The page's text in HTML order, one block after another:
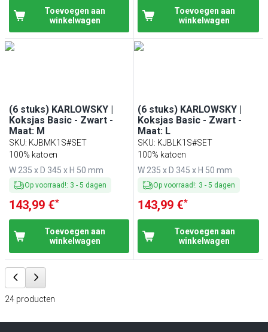
Toevoegen aan
winkelwagen
Toevoegen aan
winkelwagen
(6 stuks) KARLOWSKY |
Koksjas Basic - Zwart -
Maat: M
SKU: KJBMK1S#SET
100% katoen
W 235 x D 345 x H 50 mm
Op voorraad!: 3 - 5 dagen
143,99 €*
Toevoegen aan
winkelwagen
(6 stuks) KARLOWSKY |
Koksjas Basic - Zwart -
Maat: L
SKU: KJBLK1S#SET
100% katoen
W 235 x D 345 x H 50 mm
Op voorraad!: 3 -5 dagen
143,99 €*
Toevoegen aan
winkelwagen
24 producten